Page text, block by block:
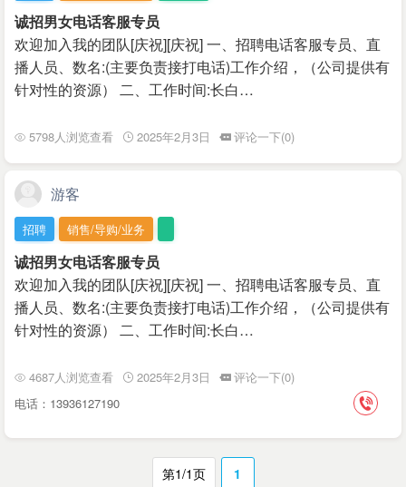
诚招男女电话客服专员
欢迎加入我的团队[庆祝][庆祝] 一、招聘电话客服专员、直
播人员、数名:(主要负责接打电话)工作介绍，（公司提供有
针对性的资源） 二、工作时间:长白…
5798人浏览查看 2025年2月3日 评论一下(0)
游客
招聘 销售/导购/业务
诚招男女电话客服专员
欢迎加入我的团队[庆祝][庆祝] 一、招聘电话客服专员、直
播人员、数名:(主要负责接打电话)工作介绍，（公司提供有
针对性的资源） 二、工作时间:长白…
4687人浏览查看 2025年2月3日
评论一下(0)
电话：13936127190
第1/1页 1